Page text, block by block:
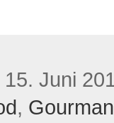
15. Juni
,